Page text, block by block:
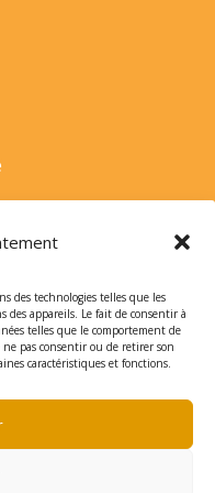
des technologies telles que les
des appareils. Le fait de consentir à
telles que le comportement de
pas consentir ou de retirer son
caractéristiques et fonctions.